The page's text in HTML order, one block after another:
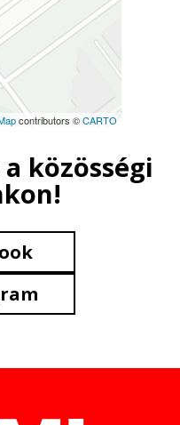
contributors ©CARTO
közösségi